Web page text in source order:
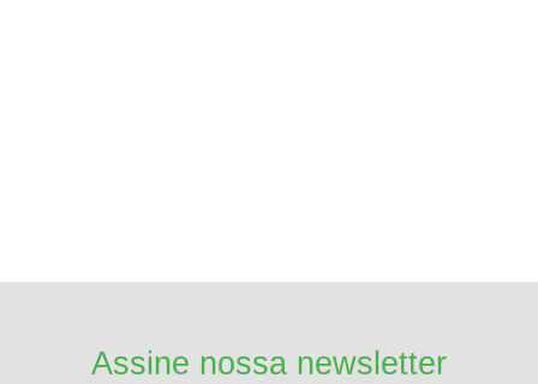
Assine nossa newsletter